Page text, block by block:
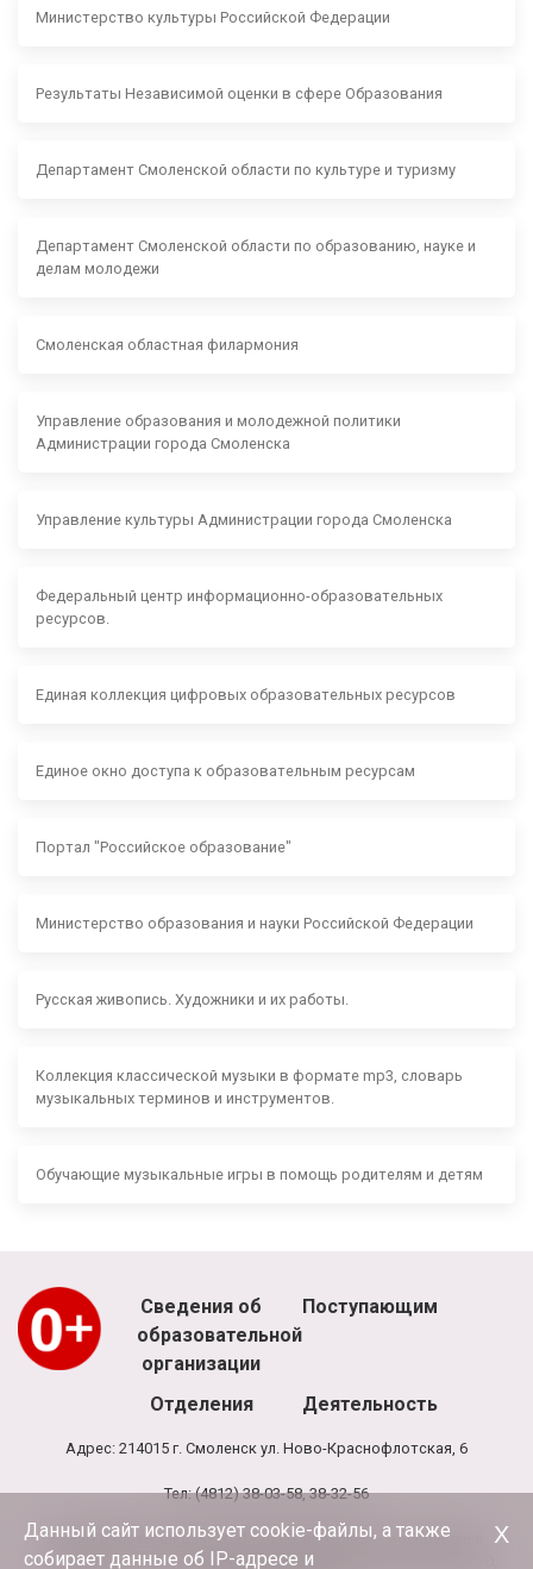
Министерство культуры Российской Федерации
Результаты Независимой оценки в сфере Образования
Департамент Смоленской области по культуре и туризму
Департамент Смоленской области по образованию, науке и
делам молодежи
Смоленская областная филармония
Управление образования и молодежной политики
Администрации города Смоленска
Управление культуры Администрации города Смоленска
Федеральный центр информационно-образовательных
ресурсов.
Единая коллекция цифровых образовательных ресурсов
Единое окно доступа к образовательным ресурсам
Портал "Российское образование"
Министерство образования и науки Российской Федерации
Русская живопись. Художники и их работы.
Коллекция классической музыки в формате mp3, словарь
музыкальных терминов и инструментов.
Обучающие музыкальные игры в помощь родителям и детям
Сведения об
образовательной
организации
Поступающим
Отделения Деятельность
Адрес: 214015 г. Смоленск ул. Ново-Краснофлотская, 6
Тел: (4812) 38-03-58, 38-32-56
Режим работы школы: 8.00 - 20.00, выходной - воскресенье
Режим работы администрации и бухгалтерии школы: 9.00-17.30,
Данный сайт использует cookie-файлы, а также
собирает данные об IP-адресе и
Х